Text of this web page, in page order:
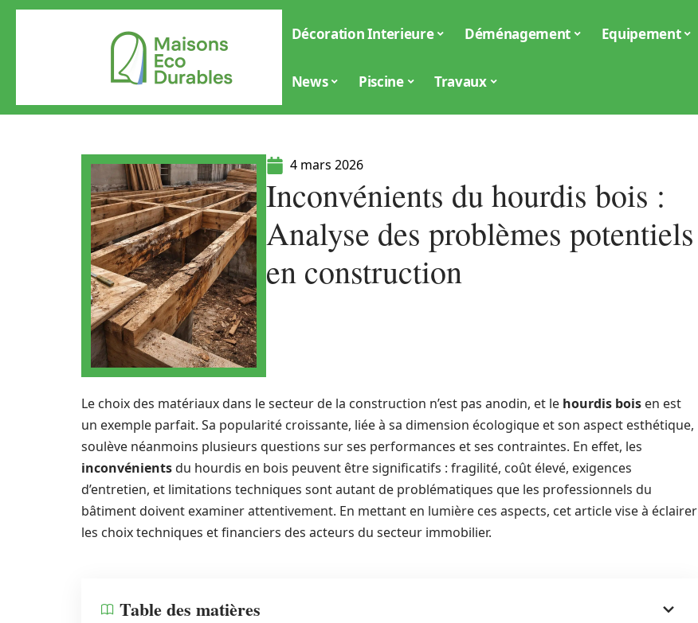
Décoration Interieure Déménagement Equipement
News Piscine Travaux
4 mars 2026
Inconvénients du hourdis bois :
Analyse des problèmes potentiels
en construction
Le choix des matériaux dans le secteur de la construction n’est pas anodin, et le hourdis bois en est
un exemple parfait. Sa popularité croissante, liée à sa dimension écologique et son aspect esthétique,
soulève néanmoins plusieurs questions sur ses performances et ses contraintes. En effet, les
inconvénientsdu hourdis en bois peuvent être significatifs : fragilité, coût élevé, exigences
d’entretien, et limitations techniques sont autant de problématiques que les professionnels du
bâtiment doivent examiner attentivement. En mettant en lumière ces aspects, cet article vise à éclairer
les choix techniques et financiers des acteurs du secteur immobilier.
Table des matières